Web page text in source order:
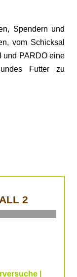
Spendern und
vom Schicksal
und PARDO eine
Futter zu
2
|